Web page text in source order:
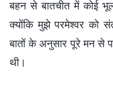
बहन से बातचीत में कोई
क्योंकि मुझे परमेश्वर को
बातों के अनुसार पूरे मन से
थी।